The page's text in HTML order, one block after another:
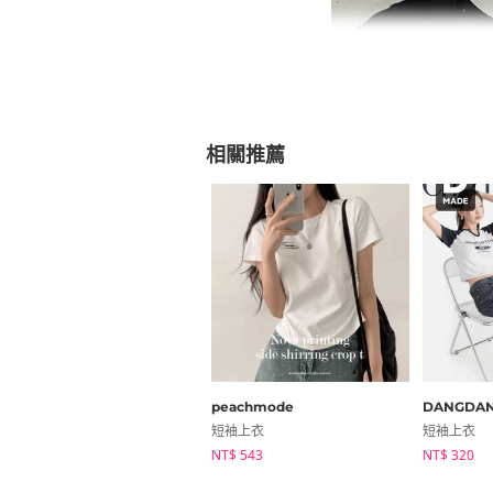
相關推薦
peachmode
短袖上衣
NT$ 543
短袖上衣
NT$ 320